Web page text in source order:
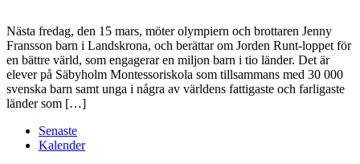
Nästa fredag, den 15 mars, möter olympiern och brottaren Jenny
Fransson barn i Landskrona, och berättar om Jorden Runt-loppet för
en bättre värld, som engagerar en miljon barn i tio länder. Det är
elever på Säbyholm Montessoriskola som tillsammans med 30 000
svenska barn samt unga i några av världens fattigaste och farligaste
länder som […]
Senaste
Kalender